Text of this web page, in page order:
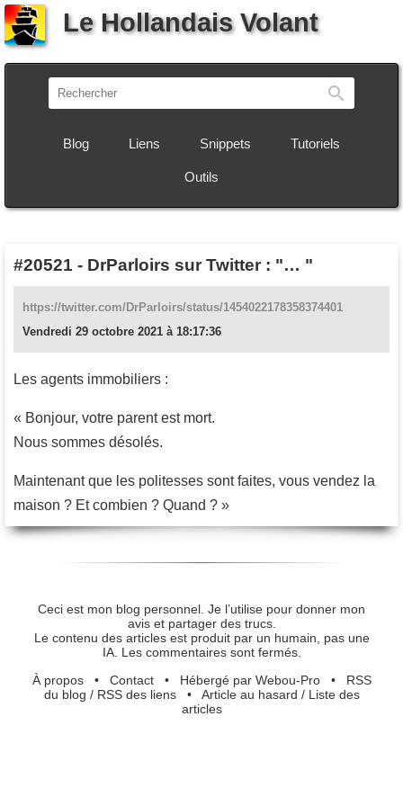
Le Hollandais Volant
Blog Liens Snippets Tutoriels
Outils
#20521 - DrParloirs sur Twitter : "… "
https://twitter.com/DrParloirs/status/1454022178358374401
Vendredi 29 octobre 2021 à 18:17:36
Les agents immobiliers :
« Bonjour, votre parent est mort.
Nous sommes désolés.
Maintenant que les politesses sont faites, vous vendez la
maison ? Et combien ? Quand ? »
Ceci est mon blog personnel. Je l’utilise pour donner mon
avis et partager des trucs.
Le contenu des articles est produit par un humain, pas une
IA. Les commentaires sont fermés.
À propos• Contact• Hébergé par Webou-Pro• RSS
du blog / RSS des liens• Article au hasard / Liste des
articles